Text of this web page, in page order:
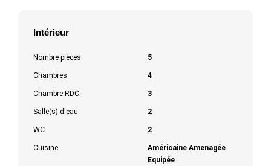
Intérieur
Nombre pièces 5
Chambres 4
Chambre RDC 3
Salle(s) d'eau 2
WC 2
Cuisine
Américaine Amenagée
Equipée